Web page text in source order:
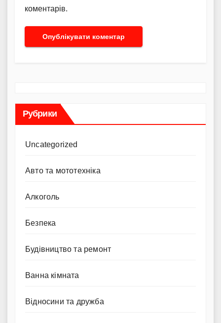
коментарів.
Рубрики
Uncategorized
Авто та мототехніка
Алкоголь
Безпека
Будівництво та ремонт
Ванна кімната
Відносини та дружба